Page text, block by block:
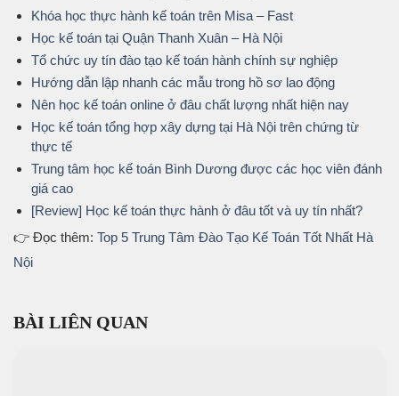
Khóa học thực hành kế toán trên Misa – Fast
Học kế toán tại Quận Thanh Xuân – Hà Nội
Tổ chức uy tín đào tạo kế toán hành chính sự nghiệp
Hướng dẫn lập nhanh các mẫu trong hồ sơ lao động
Nên học kế toán online ở đâu chất lượng nhất hiện nay
Học kế toán tổng hợp xây dựng tại Hà Nội trên chứng từ
thực tế
Trung tâm học kế toán Bình Dương được các học viên đánh
giá cao
[Review] Học kế toán thực hành ở đâu tốt và uy tín nhất?
👉 Đọc thêm: Top 5 Trung Tâm Đào Tạo Kế Toán Tốt Nhất Hà
Nội
BÀI LIÊN QUAN